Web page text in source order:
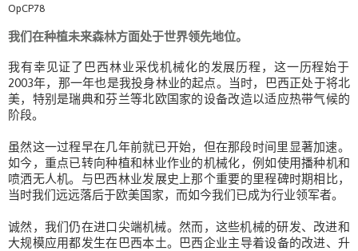
OpCP78
我们在种植未来森林方面处于世界领先地位。
我有幸见证了巴西林业采伐机械化的发展历程，这一历程始于
2003年，那一年也是我投身林业的起点。当时，巴西正处于将北
美，特别是瑞典和芬兰等北欧国家的设备改造以适应热带气候的
阶段。
虽然这一过程早在几年前就已开始，但在那段时间里显著加速。
如今，重点已转向种植和林业作业的机械化，例如使用播种机和
喷洒无人机。与巴西林业发展史上那个重要的里程碑时期相比，
当时我们远远落后于欧美国家，而如今我们已成为行业领军者。
诚然，我们仍在进口尖端机械。然而，这些机械的研发、改进和
大规模应用都发生在巴西本土。巴西企业主导着设备的改进、升